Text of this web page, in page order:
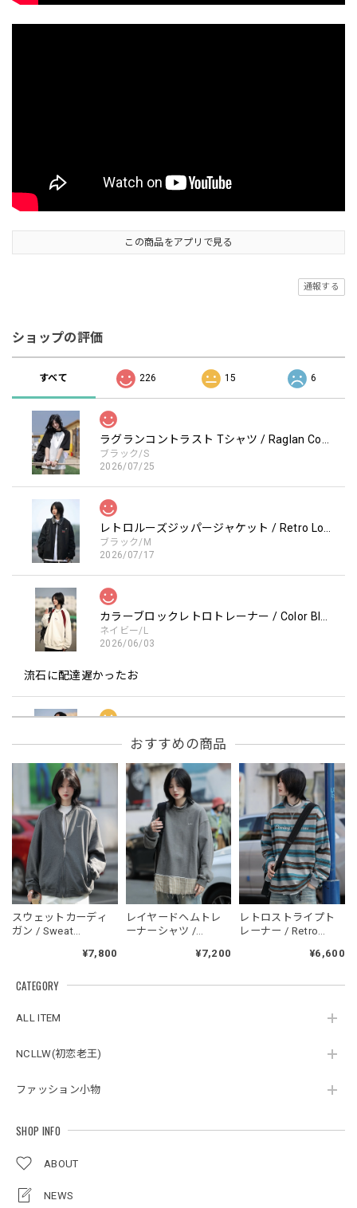
CATEGORY
ALL ITEM
NCLLW(初恋老王)
ファッション小物
SHOP INFO
ABOUT
NEWS
この商品をアプリで見る
通報する
ショップの評価
すべて 226 15 6
ブラック/S
2026/07/25
ブラック/M
2026/07/17
ネイビー/L
2026/06/03
流石に配達遅かったお
レッド/L
2026/05/30
フーデッドスタジアムジャンバー / Hooded Stadium Jumper
ブラック/L
2026/05/28
NCLLW オリジナルドッグタグネックレス / NCLLW Original Dog Tag Necklace
2026/05/27
ボタンアクセント ポロシャツ / Button Accent Polo Shirt
おすすめの商品
スウェットカーディ
ガン / Sweat
¥7,800
レイヤードヘムトレ
ーナーシャツ /
¥7,200
レトロストライプト
レーナー / Retro
¥6,600